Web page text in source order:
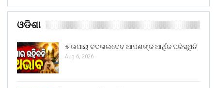
ଓଡିଶା
୫ ଉପାୟ ବଦଳାଇଦେବ ଆପଣଙ୍କ ଆର୍ଥିକ ପରିସ୍ଥିତି
Aug 6, 2026